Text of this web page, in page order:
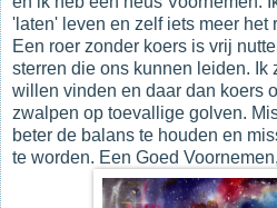
'laten' leven en zelf iets meer het
Een roer zonder koers is vrij
sterren die ons kunnen leiden. Ik
willen vinden en daar dan koers
zwalpen op toevallige golven.
beter de balans te houden en
te worden. Een Goed